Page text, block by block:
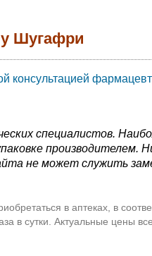
Шугафри
консультацией
специалистов.
производителем.
не может служить
в аптеках, в
в сутки. Актуальные цены